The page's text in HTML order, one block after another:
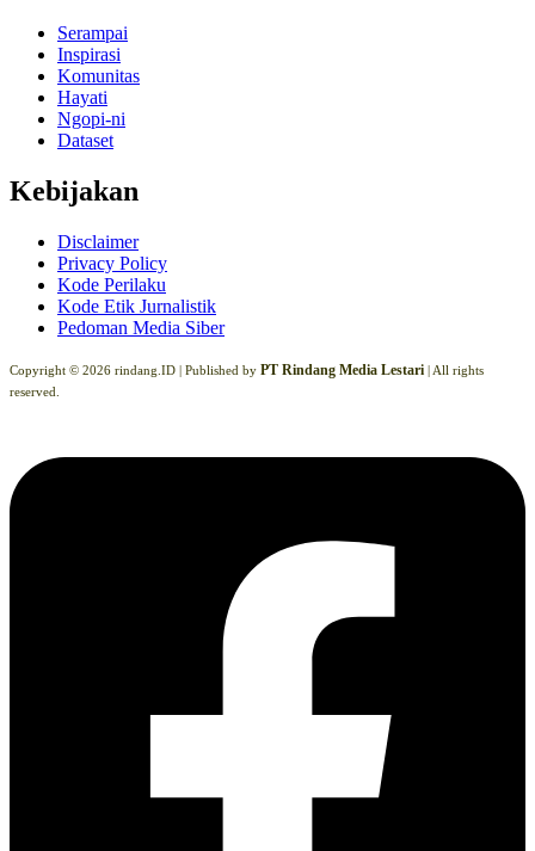
Serampai
Inspirasi
Komunitas
Hayati
Ngopi-ni
Dataset
Kebijakan
Disclaimer
Privacy Policy
Kode Perilaku
Kode Etik Jurnalistik
Pedoman Media Siber
Copyright © 2026 rindang.ID | Published by PT Rindang Media Lestari | All rights
reserved.